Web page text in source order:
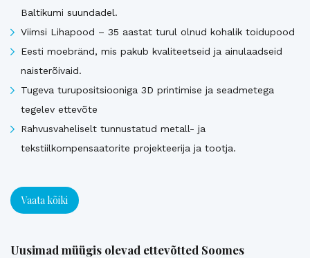
Baltikumi suundadel.
Viimsi Lihapood – 35 aastat turul olnud kohalik toidupood
Eesti moebränd, mis pakub kvaliteetseid ja ainulaadseid
naisterõivaid.
Tugeva turupositsiooniga 3D printimise ja seadmetega
tegelev ettevõte
Rahvusvaheliselt tunnustatud metall- ja
tekstiilkompensaatorite projekteerija ja tootja.
Vaata kõiki
Uusimad müügis olevad ettevõtted Soomes